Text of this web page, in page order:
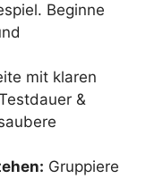
Beginne
mit klaren
&
Gruppiere